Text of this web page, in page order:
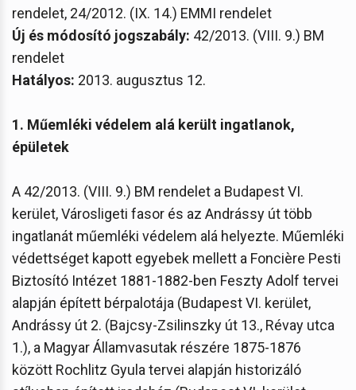
rendelet, 24/2012. (IX. 14.) EMMI rendelet
Új és módosító jogszabály: 42/2013. (VIII. 9.) BM
rendelet
Hatályos: 2013. augusztus 12.
1. Műemléki védelem alá került ingatlanok,
épületek
A 42/2013. (VIII. 9.) BM rendelet a Budapest VI.
kerület, Városligeti fasor és az Andrássy út több
ingatlanát műemléki védelem alá helyezte. Műemléki
védettséget kapott egyebek mellett a Foncière Pesti
Biztosító Intézet 1881-1882-ben Feszty Adolf tervei
alapján épített bérpalotája (Budapest VI. kerület,
Andrássy út 2. (Bajcsy-Zsilinszky út 13., Révay utca
1.), a Magyar Államvasutak részére 1875-1876
között Rochlitz Gyula tervei alapján historizáló